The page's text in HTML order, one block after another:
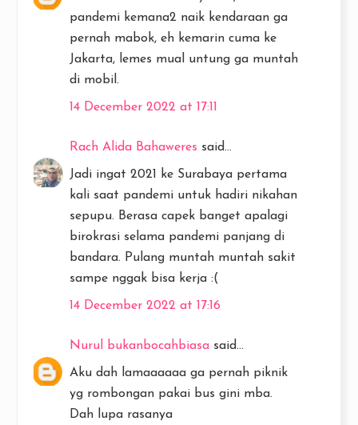
pandemi kemana2 naik kendaraan ga
pernah mabok, eh kemarin cuma ke
Jakarta, lemes mual untung ga muntah
di mobil.
14 December 2022 at 17:11
Rach Alida Bahaweres said...
Jadi ingat 2021 ke Surabaya pertama
kali saat pandemi untuk hadiri nikahan
sepupu. Berasa capek banget apalagi
birokrasi selama pandemi panjang di
bandara. Pulang muntah muntah sakit
sampe nggak bisa kerja :(
14 December 2022 at 17:16
Nurul bukanbocahbiasa said...
Aku dah lamaaaaaa ga pernah piknik
yg rombongan pakai bus gini mba.
Dah lupa rasanya